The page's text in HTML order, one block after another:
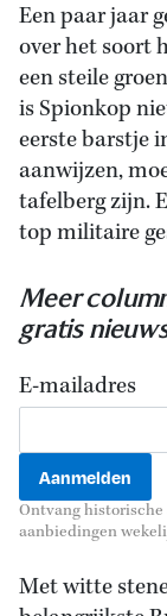
Een paar jaar
over het soort
een steile
is Spionkop
eerste barstje
aanwijzen,
tafelberg zijn.
top militaire
Meer
gratis
E-mailadres
Ontvang
aanbiedingen
Met witte